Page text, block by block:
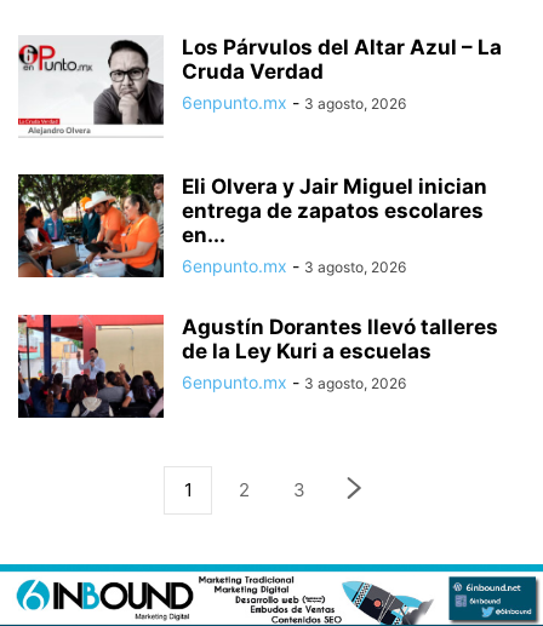
Los Párvulos del Altar Azul – La
Cruda Verdad
6enpunto.mx - 3 agosto, 2026
Eli Olvera y Jair Miguel inician
entrega de zapatos escolares
en...
6enpunto.mx - 3 agosto, 2026
Agustín Dorantes llevó talleres
de la Ley Kuri a escuelas
6enpunto.mx - 3 agosto, 2026
1 2 3